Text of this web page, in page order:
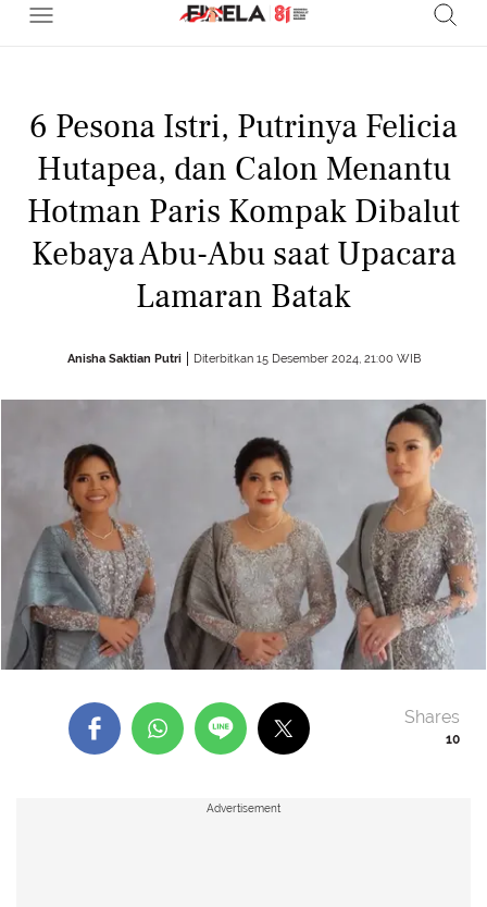
6 Pesona Istri, Putrinya Felicia
Hutapea, dan Calon Menantu
Hotman Paris Kompak Dibalut
Kebaya Abu-Abu saat Upacara
Lamaran Batak
Anisha Saktian Putri Diterbitkan 15 Desember 2024, 21:00 WIB
10
Shares
Advertisement